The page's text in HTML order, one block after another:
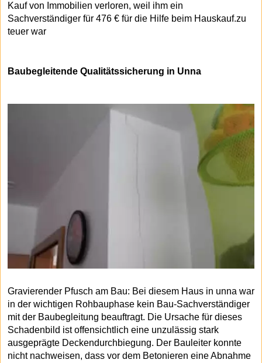
Kauf von Immobilien verloren, weil ihm ein
Sachverständiger für 476 € für die Hilfe beim Hauskauf.zu
teuer war
Baubegleitende Qualitätssicherung in Unna
Gravierender Pfusch am Bau: Bei diesem Haus in unna war
in der wichtigen Rohbauphase kein Bau-Sachverständiger
mit der Baubegleitung beauftragt. Die Ursache für dieses
Schadenbild ist offensichtlich eine unzulässig stark
ausgeprägte Deckendurchbiegung. Der Bauleiter konnte
nicht nachweisen, dass vor dem Betonieren eine Abnahme